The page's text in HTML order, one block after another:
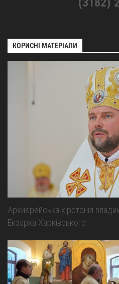
КОРИСНІ МАТЕРІАЛИ
Архиєрейська хіротонія
Екзарха Харківського